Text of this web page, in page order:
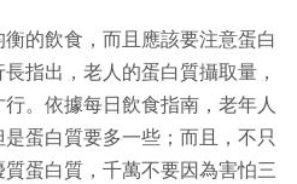
的飲食，而且應該要注意蛋白
指出，老人的蛋白質攝取量，
。依據每日飲食指南，老年人
蛋白質要多一些；而且，不只
蛋白質，千萬不要因為害怕三